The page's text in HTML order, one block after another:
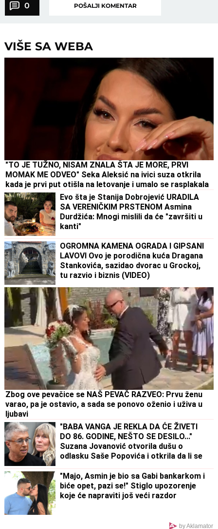
0 POŠALJI KOMENTAR
VIŠE SA WEBA
"TO JE TUŽNO, NISAM ZNALA ŠTA JE MORE, PRVI
MOMAK ME ODVEO" Seka Aleksić na ivici suza otkrila
kada je prvi put otišla na letovanje i umalo se rasplakala
Evo šta je Stanija Dobrojević URADILA
SA VERENIČKIM PRSTENOM Asmina
Durdžića: Mnogi mislili da će "završiti u
kanti"
OGROMNA KAMENA OGRADA I GIPSANI
LAVOVI Ovo je porodična kuća Dragana
Stankovića, sazidao dvorac u Grockoj,
tu razvio i biznis (VIDEO)
Zbog ove pevačice se NAŠ PEVAČ RAZVEO: Prvu ženu
varao, pa je ostavio, a sada se ponovo oženio i uživa u
ljubavi
"BABA VANGA JE REKLA DA ĆE ŽIVETI
DO 86. GODINE, NEŠTO SE DESILO..."
Suzana Jovanović otvorila dušu o
odlasku Saše Popovića i otkrila da li se
ništa"
"Majo, Asmin je bio sa Gabi bankarkom i
biće opet, pazi se!" Stiglo upozorenje
koje će napraviti još veći razdor
by Aklamator